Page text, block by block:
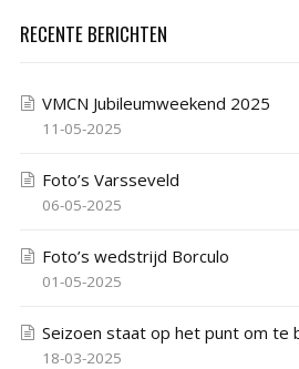
RECENTE BERICHTEN
VMCN Jubileumweekend 2025
11-05-2025
Foto’s Varsseveld
06-05-2025
Foto’s wedstrijd Borculo
01-05-2025
Seizoen staat op het punt om te
18-03-2025